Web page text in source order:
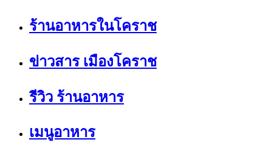
ร้านอาหารในโคราช
ข่าวสาร เมืองโคราช
รีวิว ร้านอาหาร
เมนูอาหาร